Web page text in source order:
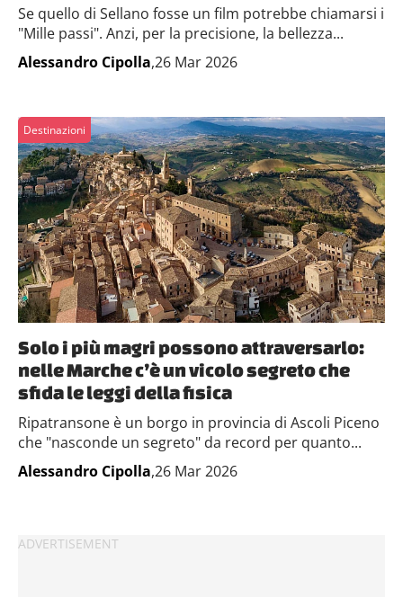
Se quello di Sellano fosse un film potrebbe chiamarsi i
"Mille passi". Anzi, per la precisione, la bellezza...
Alessandro Cipolla,26 Mar 2026
Destinazioni
Solo i più magri possono attraversarlo:
nelle Marche c’è un vicolo segreto che
sfida le leggi della fisica
Ripatransone è un borgo in provincia di Ascoli Piceno
che "nasconde un segreto" da record per quanto...
Alessandro Cipolla,26 Mar 2026